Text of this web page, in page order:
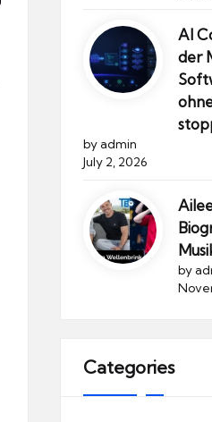
AI
der
by admin
July 2, 2026
by
Categories